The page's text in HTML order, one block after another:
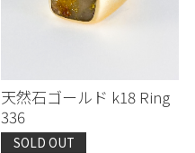
天然石ゴールド k18 Ring
336
SOLD OUT